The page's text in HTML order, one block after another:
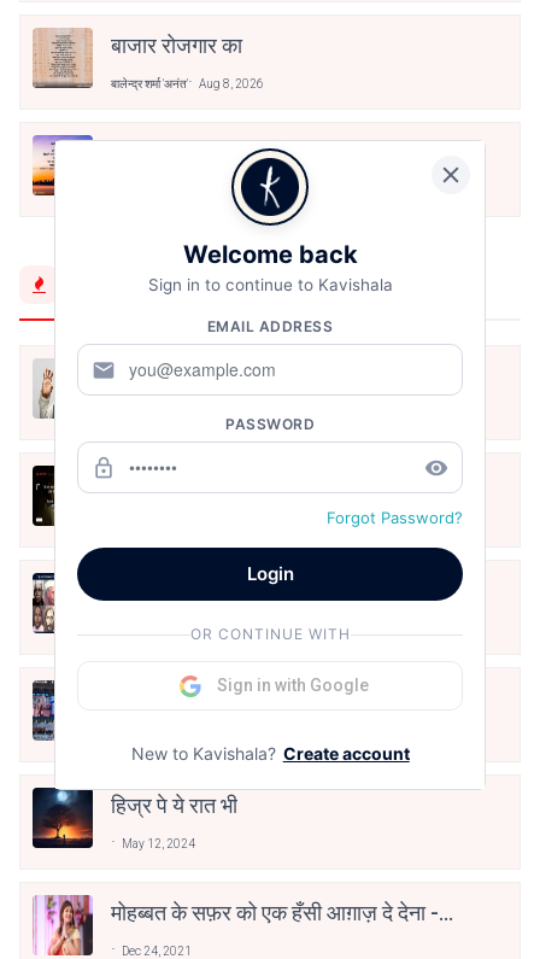
बाजार रोजगार का
बालेन्द्र शर्मा 'अनंत' Aug 8, 2026
Aug 8, 2026
Trending Now
मैं शून्य पे सवार हूँ
अंतिम ऊँचाई - कुँवर नारायण | Stay Home
Stay Safe | TVF's Aspirants
10 Greatest Hindi Poets Of India
Jun 16, 2020
तू भी है राणा का वंशज फेंक जहां तक भाला जाए:
हिज्र पे ये रात भी
May 12, 2024
मोहब्बत के सफ़र को एक हँसी आग़ाज़ दे देना -
Dec 24, 2021
Welcome back
Sign in to continue to Kavishala
EMAIL ADDRESS
mail
PASSWORD
lock_outline remove_red_eye
Forgot Password?
Login
OR CONTINUE WITH
Sign in with Google
New to Kavishala? Create account